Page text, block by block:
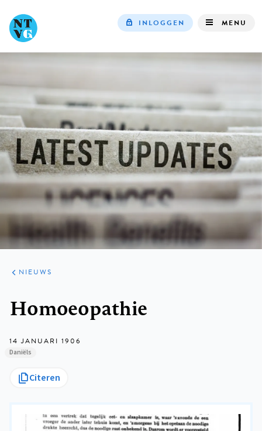
navigation
INLOGGEN MENU
ARTIKELEN
HET
KORT
NIEUWS
Homoeopathie
14 JANUARI 1906
Daniëls
Citeren